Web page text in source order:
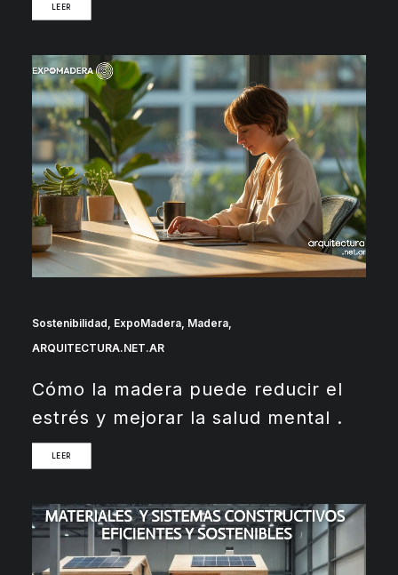
LEER
Sostenibilidad ExpoMadera Madera
ARQUITECTURA.NET.AR
Cómo la madera puede reducir el
estrés y mejorar la salud mental .
LEER